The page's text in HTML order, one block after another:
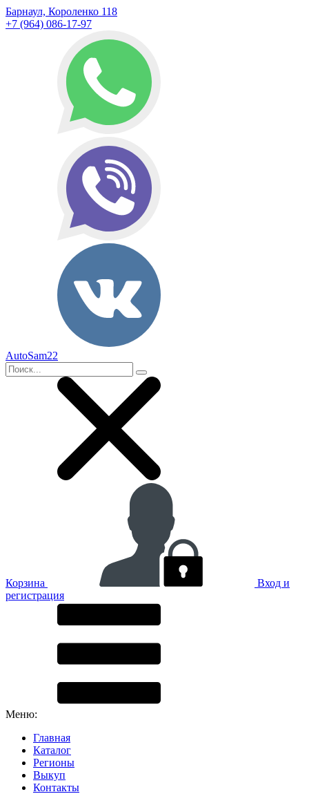
Барнаул, Короленко 118
+7 (964) 086-17-97
AutoSam22
Корзина
Вход и
регистрация
Меню:
Главная
Каталог
Регионы
Выкуп
Контакты